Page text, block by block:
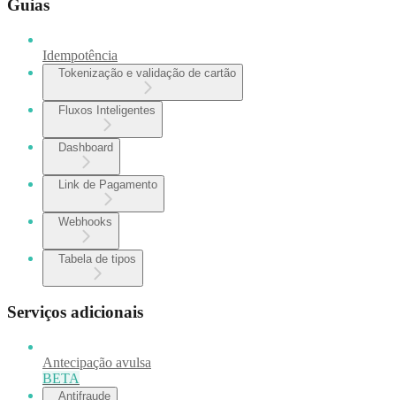
Guias
Idempotência
Tokenização e validação de cartão
Fluxos Inteligentes
Dashboard
Link de Pagamento
Webhooks
Tabela de tipos
Serviços adicionais
Antecipação avulsa
BETA
Antifraude